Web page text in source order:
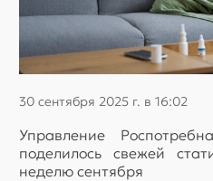
30 сентября 2025 г. в 16:02
Управление
поделилось свежей
неделю сентября